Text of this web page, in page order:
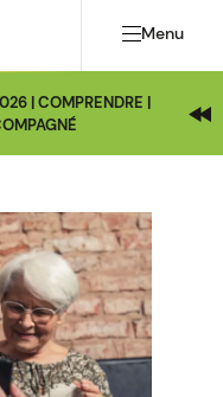
Menu
| COMPRENDRE |